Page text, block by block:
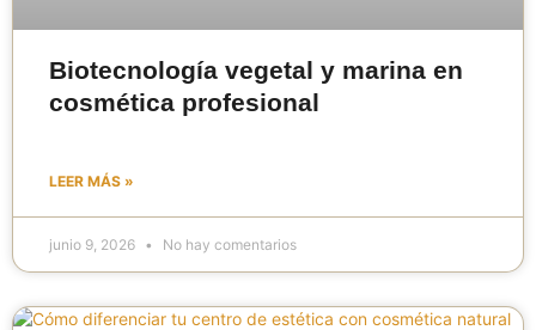
Biotecnología vegetal y marina en
cosmética profesional
LEER MÁS »
junio 9, 2026 No hay comentarios